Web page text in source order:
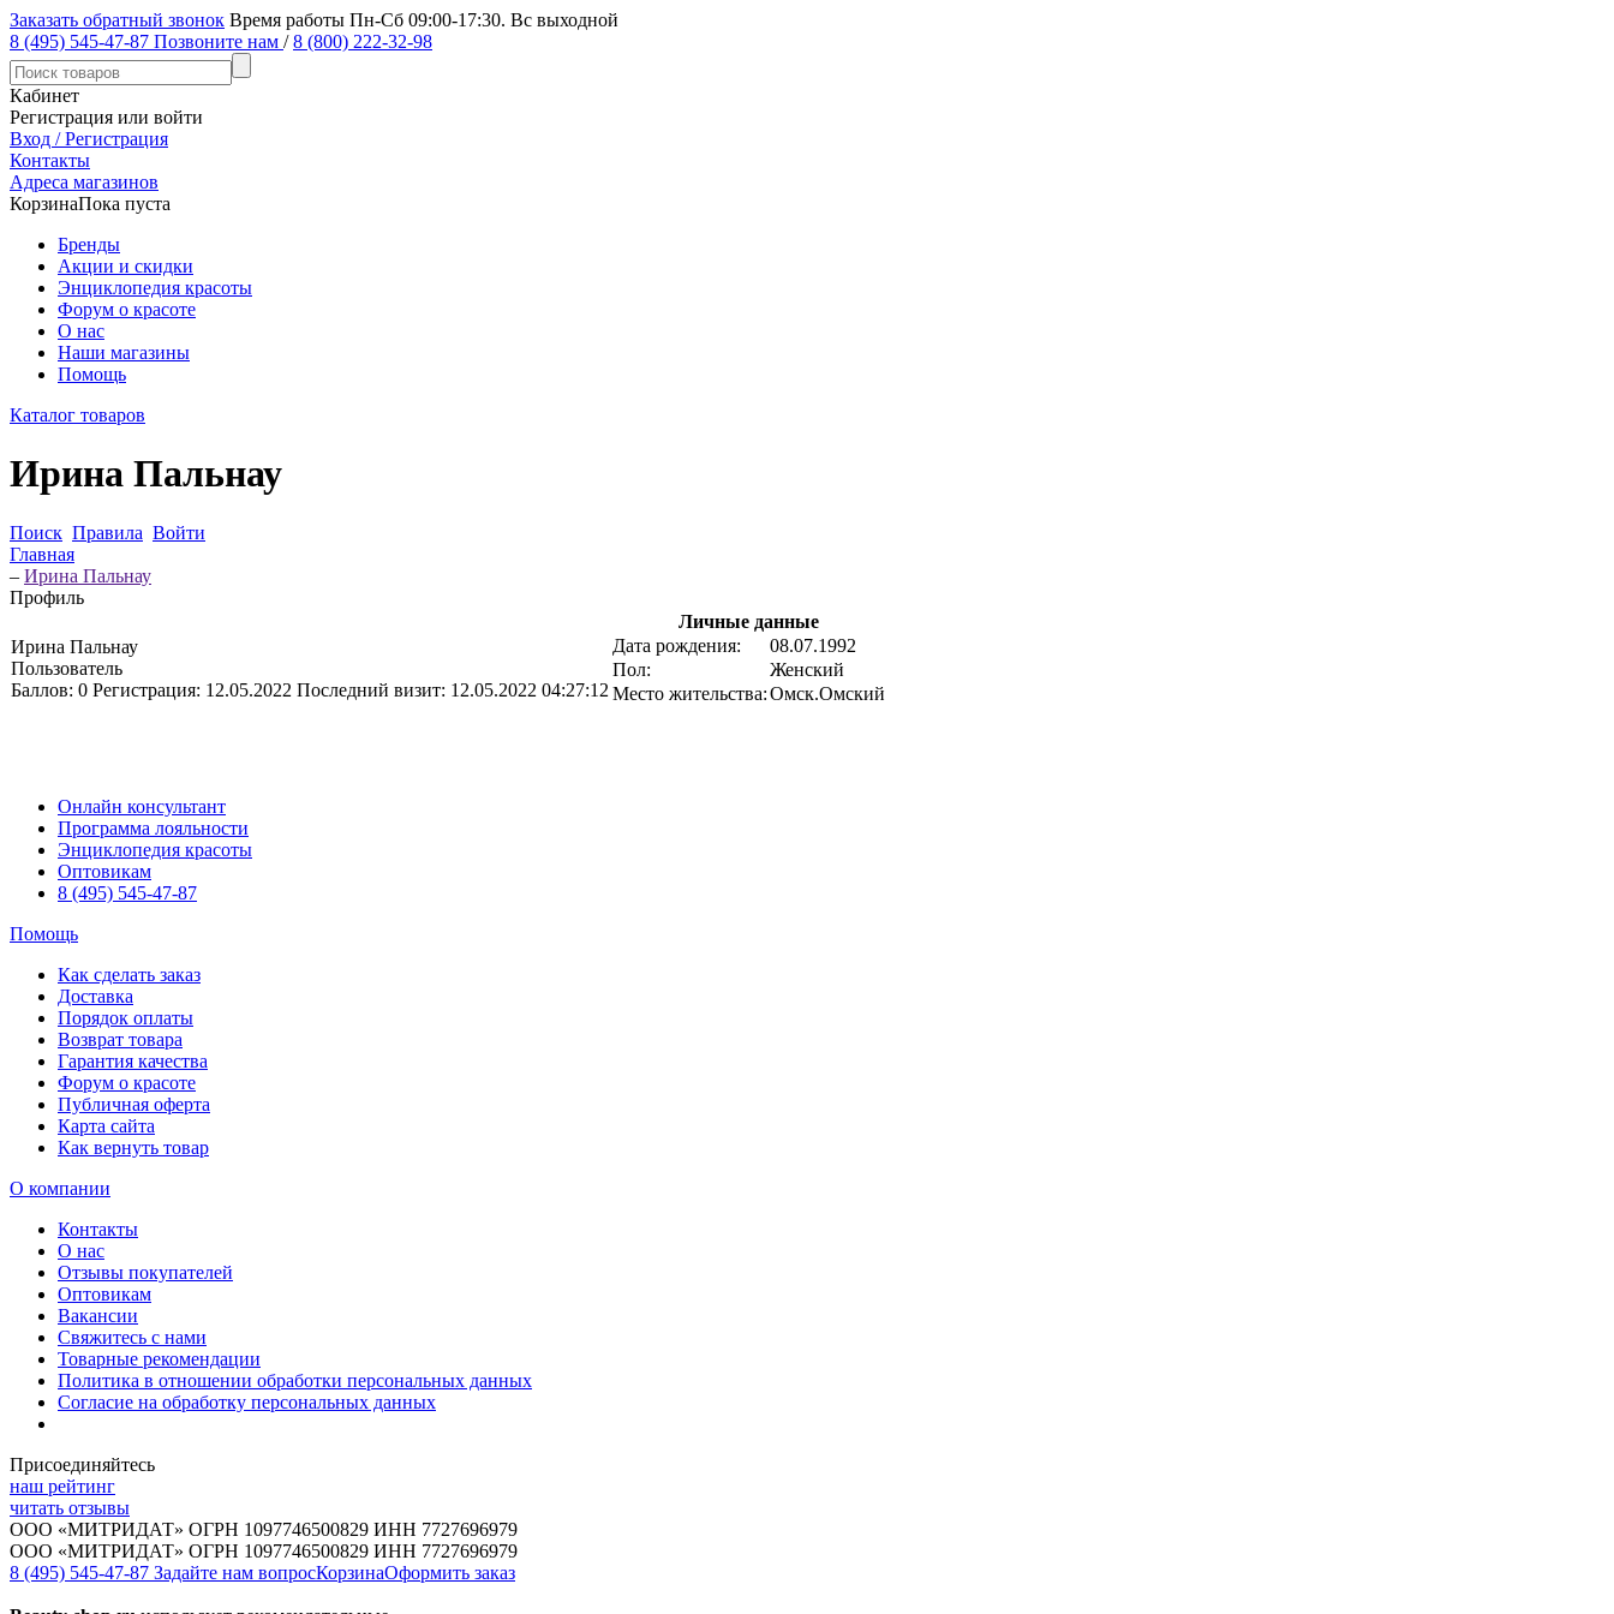
Заказать обратный звонок Время работы Пн-Сб 09:00-17:30. Вс выходной
8 (495) 545-47-87 Позвоните нам / 8 (800) 222-32-98
Кабинет
Регистрация или войти
Вход / Регистрация
Контакты
Адреса магазинов
КорзинаПока пуста
Бренды
Акции и скидки
Энциклопедия красоты
Форум о красоте
О нас
Наши магазины
Помощь
Каталог товаров
Ирина Пальнау
Поиск Правила Войти
Главная
– Ирина Пальнау
Профиль
Ирина Пальнау
Пользователь
Баллов: 0 Регистрация: 12.05.2022 Последний визит: 12.05.2022 04:27:12
Личные данные
Дата рождения:
08.07.1992
Пол:
Женский
Место жительства:Омск.Омский
Онлайн консультант
Программа лояльности
Энциклопедия красоты
Оптовикам
8 (495) 545-47-87
Помощь
Как сделать заказ
Доставка
Порядок оплаты
Возврат товара
Гарантия качества
Форум о красоте
Публичная оферта
Карта сайта
Как вернуть товар
О компании
Контакты
О нас
Отзывы покупателей
Оптовикам
Вакансии
Свяжитесь с нами
Товарные рекомендации
Политика в отношении обработки персональных данных
Согласие на обработку персональных данных
Присоединяйтесь
наш рейтинг
читать отзывы
ООО «МИТРИДАТ» ОГРН 1097746500829 ИНН 7727696979
ООО «МИТРИДАТ» ОГРН 1097746500829 ИНН 7727696979
8 (495) 545-47-87 Задайте нам вопросКорзинаОформить заказ